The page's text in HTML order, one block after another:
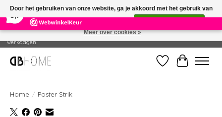
14 Reviews ×
Geproduceerd in eigen drukkerij - Gratis verzending vanaf € 49 - Levertijd: 2-5
werkdagen
Verlanglijst
Home / Poster Strik
Door het gebruiken van onze website, ga je akkoord met het gebruik van
cookies om onze website te verbeteren.
Meer over cookies »